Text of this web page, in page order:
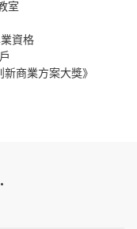
室
資格
新商業方案大獎》